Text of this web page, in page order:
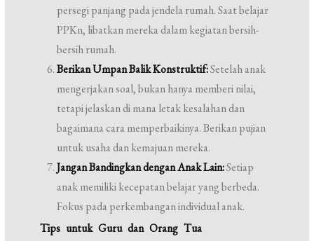
persegi panjang pada jendela rumah. Saat belajar
PPKn, libatkan mereka dalam kegiatan bersih-
bersih rumah.
Berikan Umpan Balik Konstruktif:Setelah anak
mengerjakan soal, bukan hanya memberi nilai,
tetapi jelaskan di mana letak kesalahan dan
bagaimana cara memperbaikinya. Berikan pujian
untuk usaha dan kemajuan mereka.
Jangan Bandingkan dengan Anak Lain:Setiap
anak memiliki kecepatan belajar yang berbeda.
Fokus pada perkembangan individual anak.
Tips untuk Guru dan Orang Tua